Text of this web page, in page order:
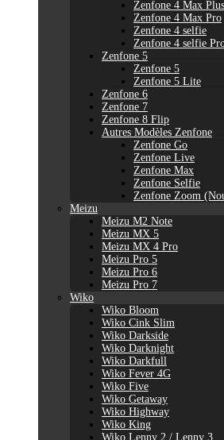
Zenfone 4 Max Plus
Zenfone 4 Max Pro
Zenfone 4 selfie
Zenfone 4 selfie
Zenfone 5
Zenfone 5
Zenfone 5 Lite
Zenfone 6
Zenfone 7
Zenfone 8 Flip
Autres Modèles Zenfone
Zenfone Go
Zenfone Live
Zenfone Max
Zenfone Selfie
Zenfone Zoom
Meizu
Meizu M2 Note
Meizu MX 5
Meizu MX 4 Pro
Meizu Pro 5
Meizu Pro 6
Meizu Pro 7
Wiko
Wiko Bloom
Wiko Cink Slim
Wiko Darkside
Wiko Darknight
Wiko Darkfull
Wiko Fever 4G
Wiko Five
Wiko Getaway
Wiko Highway
Wiko King
Wiko Lenny 2 / Lenny 3